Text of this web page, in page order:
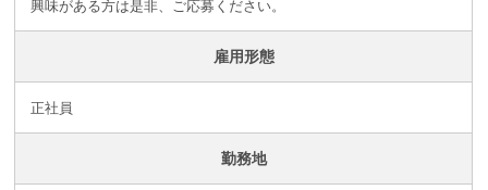
興味がある方は是非、ご応募ください。
雇用形態
正社員
勤務地